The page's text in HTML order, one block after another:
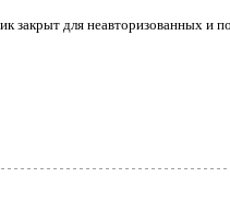
закрыт для неавторизованных и